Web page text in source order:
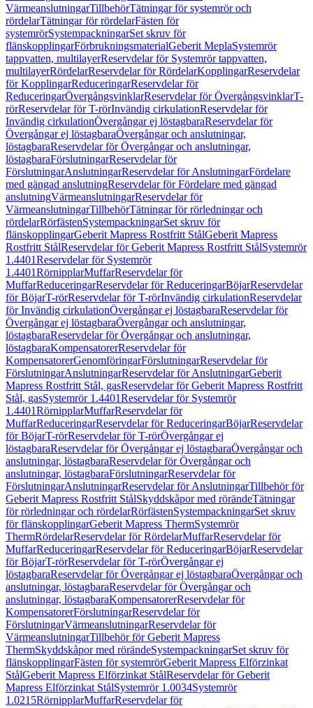
VärmeanslutningarTillbehörTätningar för systemrör och
rördelarTätningar för rördelarFästen för
systemrörSystempackningarSet skruv för
flänskopplingarFörbrukningsmaterialGeberit MeplaSystemrör
tappvatten, multilayerReservdelar för Systemrör tappvatten,
multilayerRördelarReservdelar för RördelarKopplingarReservdelar
för KopplingarReduceringarReservdelar för
ReduceringarÖvergångsvinklarReservdelar för ÖvergångsvinklarT-
rörReservdelar för T-rörInvändig cirkulationReservdelar för
Invändig cirkulationÖvergångar ej löstagbaraReservdelar för
Övergångar ej löstagbaraÖvergångar och anslutningar,
löstagbaraReservdelar för Övergångar och anslutningar,
löstagbaraFörslutningarReservdelar för
FörslutningarAnslutningarReservdelar för AnslutningarFördelare
med gängad anslutningReservdelar för Fördelare med gängad
anslutningVärmeanslutningarReservdelar för
VärmeanslutningarTillbehörTätningar för rörledningar och
rördelarRörfästenSystempackningarSet skruv för
flänskopplingarGeberit Mapress Rostfritt StålGeberit Mapress
Rostfritt StålReservdelar för Geberit Mapress Rostfritt StålSystemrör
1.4401Reservdelar för Systemrör
1.4401RörnipplarMuffarReservdelar för
MuffarReduceringarReservdelar för ReduceringarBöjarReservdelar
för BöjarT-rörReservdelar för T-rörInvändig cirkulationReservdelar
för Invändig cirkulationÖvergångar ej löstagbaraReservdelar för
Övergångar ej löstagbaraÖvergångar och anslutningar,
löstagbaraReservdelar för Övergångar och anslutningar,
löstagbaraKompensatorerReservdelar för
KompensatorerGenomföringarFörslutningarReservdelar för
FörslutningarAnslutningarReservdelar för AnslutningarGeberit
Mapress Rostfritt Stål, gasReservdelar för Geberit Mapress Rostfritt
Stål, gasSystemrör 1.4401Reservdelar för Systemrör
1.4401RörnipplarMuffarReservdelar för
MuffarReduceringarReservdelar för ReduceringarBöjarReservdelar
för BöjarT-rörReservdelar för T-rörÖvergångar ej
löstagbaraReservdelar för Övergångar ej löstagbaraÖvergångar och
anslutningar, löstagbaraReservdelar för Övergångar och
anslutningar, löstagbaraFörslutningarReservdelar för
FörslutningarAnslutningarReservdelar för AnslutningarTillbehör för
Geberit Mapress Rostfritt StålSkyddskåpor med rörändeTätningar
för rörledningar och rördelarRörfästenSystempackningarSet skruv
för flänskopplingarGeberit Mapress ThermSystemrör
ThermRördelarReservdelar för RördelarMuffarReservdelar för
MuffarReduceringarReservdelar för ReduceringarBöjarReservdelar
för BöjarT-rörReservdelar för T-rörÖvergångar ej
löstagbaraReservdelar för Övergångar ej löstagbaraÖvergångar och
anslutningar, löstagbaraReservdelar för Övergångar och
anslutningar, löstagbaraKompensatorerReservdelar för
KompensatorerFörslutningarReservdelar för
FörslutningarVärmeanslutningarReservdelar för
VärmeanslutningarTillbehör för Geberit Mapress
ThermSkyddskåpor med rörändeSystempackningarSet skruv för
flänskopplingarFästen för systemrörGeberit Mapress Elförzinkat
StålGeberit Mapress Elförzinkat StålReservdelar för Geberit
Mapress Elförzinkat StålSystemrör 1.0034Systemrör
1.0215RörnipplarMuffarReservdelar för